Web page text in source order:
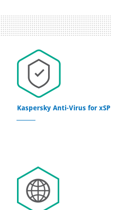
Kaspersky Anti-Virus for xSP